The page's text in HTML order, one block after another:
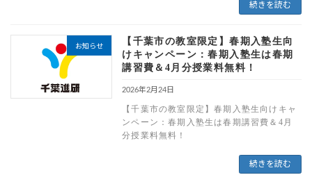
続きを読む
お知らせ
【千葉市の教室限定】春期入塾生向
けキャンペーン：春期入塾生は春期
講習費＆4月分授業料無料！
2026年2月24日
【千葉市の教室限定】春期入塾生向けキャ
ンペーン：春期入塾生は春期講習費＆4月
分授業料無料！
続きを読む